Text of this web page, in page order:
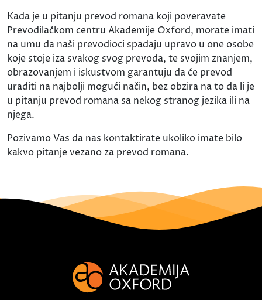
Kada je u pitanju prevod romana koji poveravate
Prevodilačkom centru Akademije Oxford, morate imati
na umu da naši prevodioci spadaju upravo u one osobe
koje stoje iza svakog svog prevoda, te svojim znanjem,
obrazovanjem i iskustvom garantuju da će prevod
uraditi na najbolji mogući način, bez obzira na to da li je
u pitanju prevod romana sa nekog stranog jezika ili na
njega.
Pozivamo Vas da nas kontaktirate ukoliko imate bilo
kakvo pitanje vezano za prevod romana.